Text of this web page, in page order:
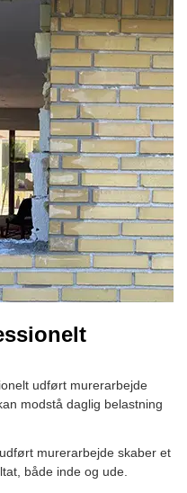
udført murerarbejde
modstå daglig belastning
murerarbejde skaber et
både inde og ude.